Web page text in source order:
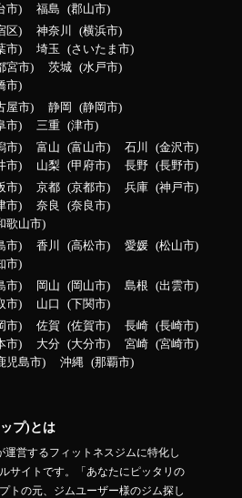
市 福島 郡山市
区 神奈川
横浜市
市 埼玉
さいたま市
宮市 茨城
水戸市
市
屋市 静岡
静岡市
市 三重 津市
市 富山 富山市 石川
金沢市
市 山梨 甲府市 長野 長野市
市 京都 京都市 兵庫
神戸市
市 奈良
奈良市
歌山市
市 香川 高松市 愛媛
松山市
市
市 岡山 岡山市 島根
出雲市
市 山口 下関市
市 佐賀 佐賀市 長崎
長崎市
市 大分 大分市 宮崎
宮崎市
児島市 沖縄 那覇市
プ)とは
運営するフィットネスジムに特化し
サイトです。「あなたにピッタリの
トの元、ジムユーザー様のジム探し